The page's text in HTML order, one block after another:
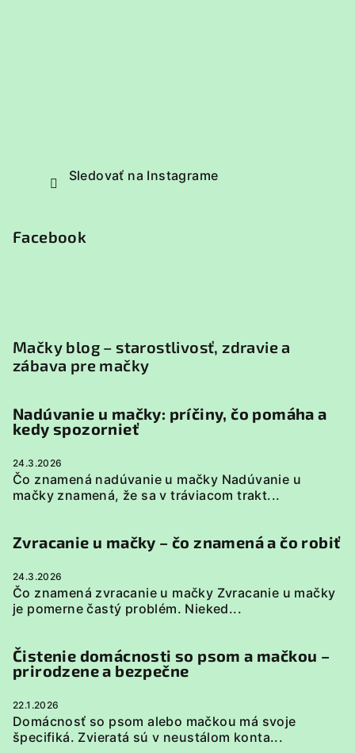
Sledovať na Instagrame
Facebook
Mačky blog – starostlivosť, zdravie a
zábava pre mačky
Nadúvanie u mačky: príčiny, čo pomáha a
kedy spozornieť
24.3.2026
Čo znamená nadúvanie u mačky Nadúvanie u
mačky znamená, že sa v tráviacom trakt...
Zvracanie u mačky – čo znamená a čo robiť
24.3.2026
Čo znamená zvracanie u mačky Zvracanie u mačky
je pomerne častý problém. Nieked...
Čistenie domácnosti so psom a mačkou –
prirodzene a bezpečne
22.1.2026
Domácnosť so psom alebo mačkou má svoje
špecifiká. Zvieratá sú v neustálom konta...